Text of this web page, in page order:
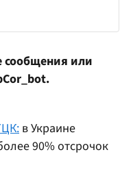
сообщения или
в Украине
90% отсрочок